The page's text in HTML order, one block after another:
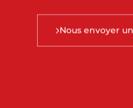
Nous envoyer